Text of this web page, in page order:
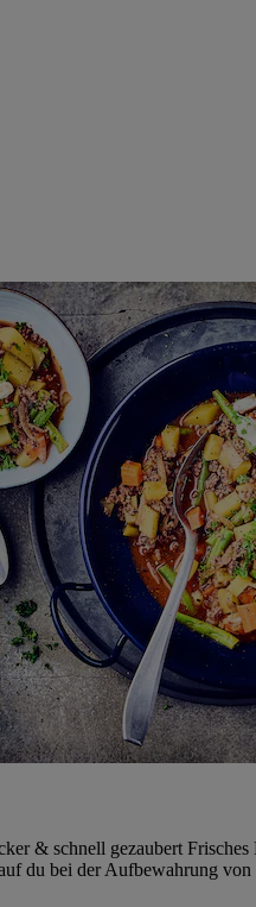
& schnell gezaubert
du bei der Aufbewahrung